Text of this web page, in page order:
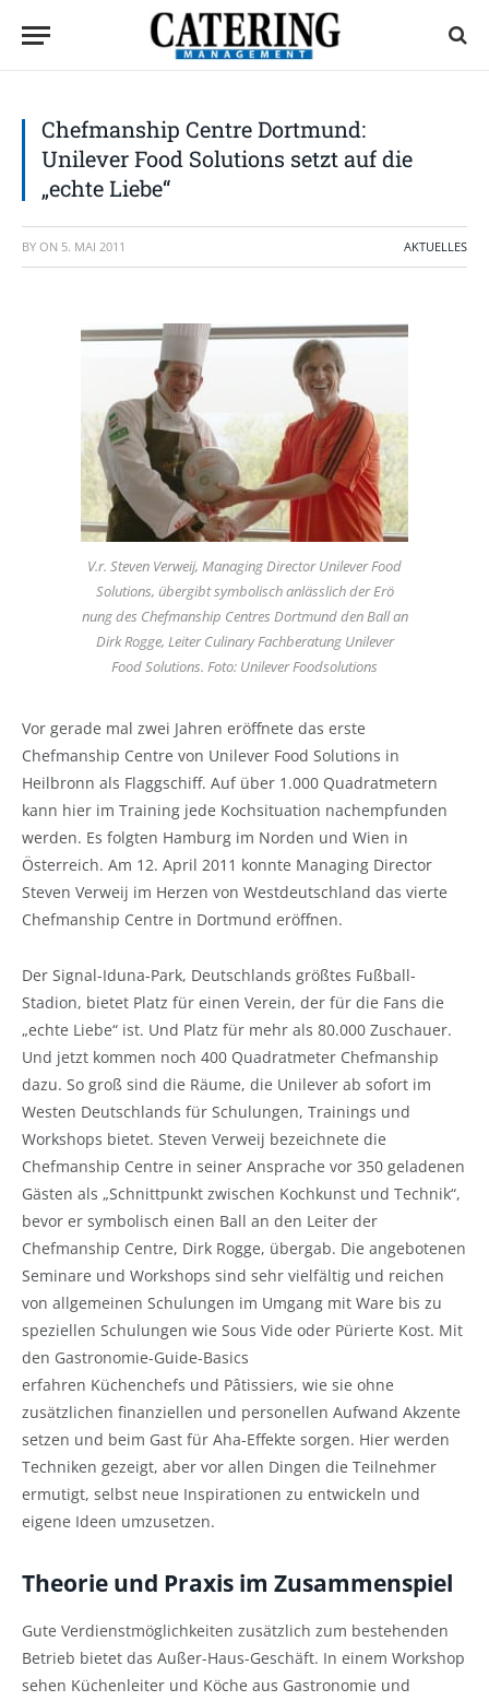
Chefmanship Centre Dortmund:
Unilever Food Solutions setzt auf die
„echte Liebe“
BY ON 5. MAI 2011 AKTUELLES
V.r. Steven Verweij, Managing Director Unilever Food
Solutions, übergibt symbolisch anlässlich der Erö
nung des Chefmanship Centres Dortmund den Ball an
Dirk Rogge, Leiter Culinary Fachberatung Unilever
Food Solutions. Foto: Unilever Foodsolutions
Vor gerade mal zwei Jahren eröffnete das erste
Chefmanship Centre von Unilever Food Solutions in
Heilbronn als Flaggschiff. Auf über 1.000 Quadratmetern
kann hier im Training jede Kochsituation nachempfunden
werden. Es folgten Hamburg im Norden und Wien in
Österreich. Am 12. April 2011 konnte Managing Director
Steven Verweij im Herzen von Westdeutschland das vierte
Chefmanship Centre in Dortmund eröffnen.
Der Signal-Iduna-Park, Deutschlands größtes Fußball-
Stadion, bietet Platz für einen Verein, der für die Fans die
„echte Liebe“ ist. Und Platz für mehr als 80.000 Zuschauer.
Und jetzt kommen noch 400 Quadratmeter Chefmanship
dazu. So groß sind die Räume, die Unilever ab sofort im
Westen Deutschlands für Schulungen, Trainings und
Workshops bietet. Steven Verweij bezeichnete die
Chefmanship Centre in seiner Ansprache vor 350 geladenen
Gästen als „Schnittpunkt zwischen Kochkunst und Technik“,
bevor er symbolisch einen Ball an den Leiter der
Chefmanship Centre, Dirk Rogge, übergab. Die angebotenen
Seminare und Workshops sind sehr vielfältig und reichen
von allgemeinen Schulungen im Umgang mit Ware bis zu
speziellen Schulungen wie Sous Vide oder Pürierte Kost. Mit
den Gastronomie-Guide-Basics
erfahren Küchenchefs und Pâtissiers, wie sie ohne
zusätzlichen finanziellen und personellen Aufwand Akzente
setzen und beim Gast für Aha-Effekte sorgen. Hier werden
Techniken gezeigt, aber vor allen Dingen die Teilnehmer
ermutigt, selbst neue Inspirationen zu entwickeln und
eigene Ideen umzusetzen.
Theorie und Praxis im Zusammenspiel
Gute Verdienstmöglichkeiten zusätzlich zum bestehenden
Betrieb bietet das Außer-Haus-Geschäft. In einem Workshop
sehen Küchenleiter und Köche aus Gastronomie und